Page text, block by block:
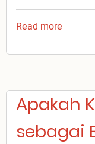
Read more
MUDA
Apakah
sebagai